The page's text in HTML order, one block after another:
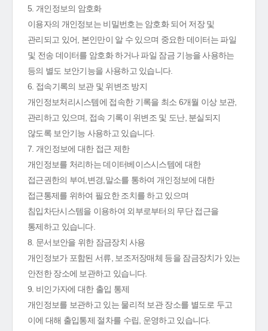
5. 개인정보의 암호화
이용자의 개인정보는 비밀번호는 암호화 되어 저장 및
관리되고 있어, 본인만이 알 수 있으며 중요한 데이터는 파일
및 전송 데이터를 암호화 하거나 파일 잠금 기능을 사용하는
등의 별도 보안기능을 사용하고 있습니다.
6. 접속기록의 보관 및 위변조 방지
개인정보처리시스템에 접속한 기록을 최소 6개월 이상 보관,
관리하고 있으며, 접속 기록이 위변조 및 도난, 분실되지
않도록 보안기능 사용하고 있습니다.
7. 개인정보에 대한 접근 제한
개인정보를 처리하는 데이터베이스시스템에 대한
접근권한의 부여,변경,말소를 통하여 개인정보에 대한
접근통제를 위하여 필요한 조치를 하고 있으며
침입차단시스템을 이용하여 외부로부터의 무단 접근을
통제하고 있습니다.
8. 문서보안을 위한 잠금장치 사용
개인정보가 포함된 서류, 보조저장매체 등을 잠금장치가 있는
안전한 장소에 보관하고 있습니다.
9. 비인가자에 대한 출입 통제
개인정보를 보관하고 있는 물리적 보관 장소를 별도로 두고
이에 대해 출입통제 절차를 수립, 운영하고 있습니다.